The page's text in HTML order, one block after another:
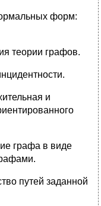
форм:
теории графов.
и
графа в виде
путей заданной